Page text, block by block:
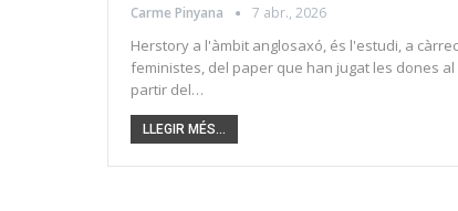
Carme Pinyana 7 abr., 2026
Herstory a l'àmbit anglosaxó, és l'estudi, a
feministes, del paper que han jugat les dones al
partir del…
LLEGIR MÉS...